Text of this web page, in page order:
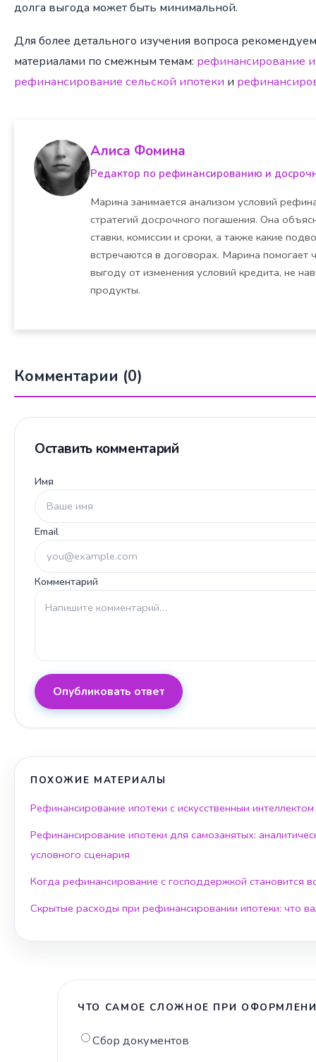
долга выгода может быть минимальной.
Для более детального изучения вопроса
материалами по смежным темам: рефинансирование
рефинансирование сельской ипотеки и
Алиса Фомина
Редактор по рефинансированию и
Марина занимается анализом условий
стратегий досрочного погашения. Она
ставки, комиссии и сроки, а также какие
встречаются в договорах. Марина помогает
выгоду от изменения условий кредита, не
продукты.
Комментарии (0)
Оставить комментарий
Имя
Email
Комментарий
Опубликовать ответ
ПОХОЖИЕ МАТЕРИАЛЫ
Рефинансирование ипотеки с искусственным интеллектом
Рефинансирование ипотеки для самозанятых:
условного сценария
Когда рефинансирование с господдержкой становится
Скрытые расходы при рефинансировании ипотеки: что
ЧТО САМОЕ СЛОЖНОЕ ПРИ
Сбор документов